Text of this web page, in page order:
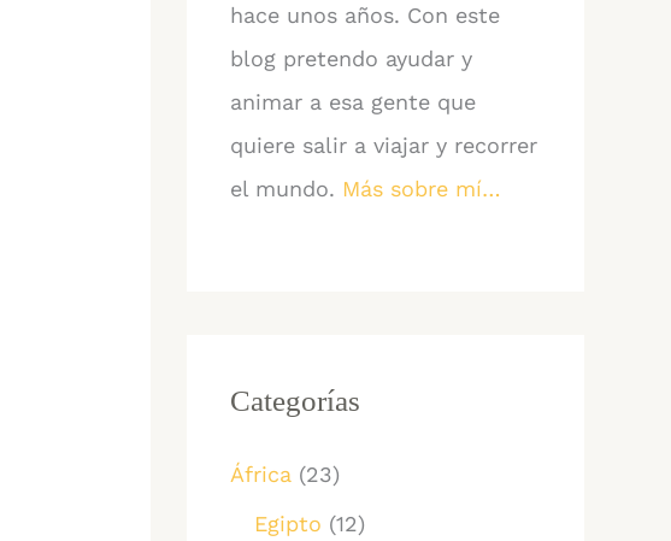
hace unos años. Con este
blog pretendo ayudar y
animar a esa gente que
quiere salir a viajar y recorrer
el mundo. Más sobre mí…
Categorías
África (23)
Egipto (12)